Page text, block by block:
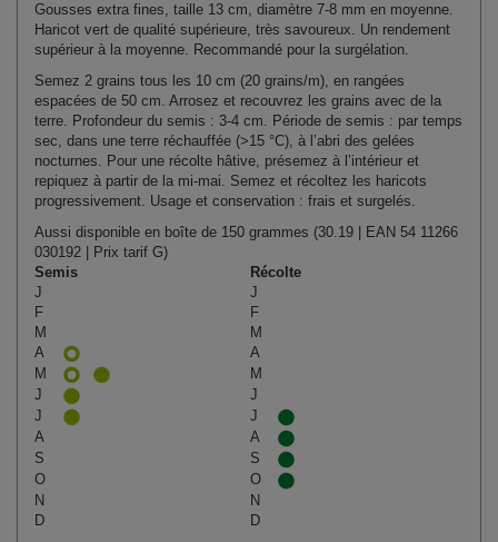
Gousses extra fines, taille 13 cm, diamètre 7-8 mm en moyenne.
Haricot vert de qualité supérieure, très savoureux. Un rendement
supérieur à la moyenne. Recommandé pour la surgélation.
Semez 2 grains tous les 10 cm (20 grains/m), en rangées
espacées de 50 cm. Arrosez et recouvrez les grains avec de la
terre. Profondeur du semis : 3-4 cm. Période de semis : par temps
sec, dans une terre réchauffée (>15 °C), à l’abri des gelées
nocturnes. Pour une récolte hâtive, présemez à l’intérieur et
repiquez à partir de la mi-mai. Semez et récoltez les haricots
progressivement. Usage et conservation : frais et surgelés.
Aussi disponible en boîte de 150 grammes (30.19 | EAN 54 11266
030192 | Prix tarif G)
Semis
Récolte
J
J
F
F
M
M
A
A
M
M
J
J
J
J
A
A
S
S
O
O
N
N
D
D